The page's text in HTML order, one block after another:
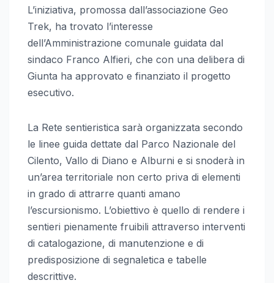
L’iniziativa, promossa dall’associazione Geo
Trek, ha trovato l’interesse
dell’Amministrazione comunale guidata dal
sindaco Franco Alfieri, che con una delibera di
Giunta ha approvato e finanziato il progetto
esecutivo.
La Rete sentieristica sarà organizzata secondo
le linee guida dettate dal Parco Nazionale del
Cilento, Vallo di Diano e Alburni e si snoderà in
un’area territoriale non certo priva di elementi
in grado di attrarre quanti amano
l’escursionismo. L’obiettivo è quello di rendere i
sentieri pienamente fruibili attraverso interventi
di catalogazione, di manutenzione e di
predisposizione di segnaletica e tabelle
descrittive.